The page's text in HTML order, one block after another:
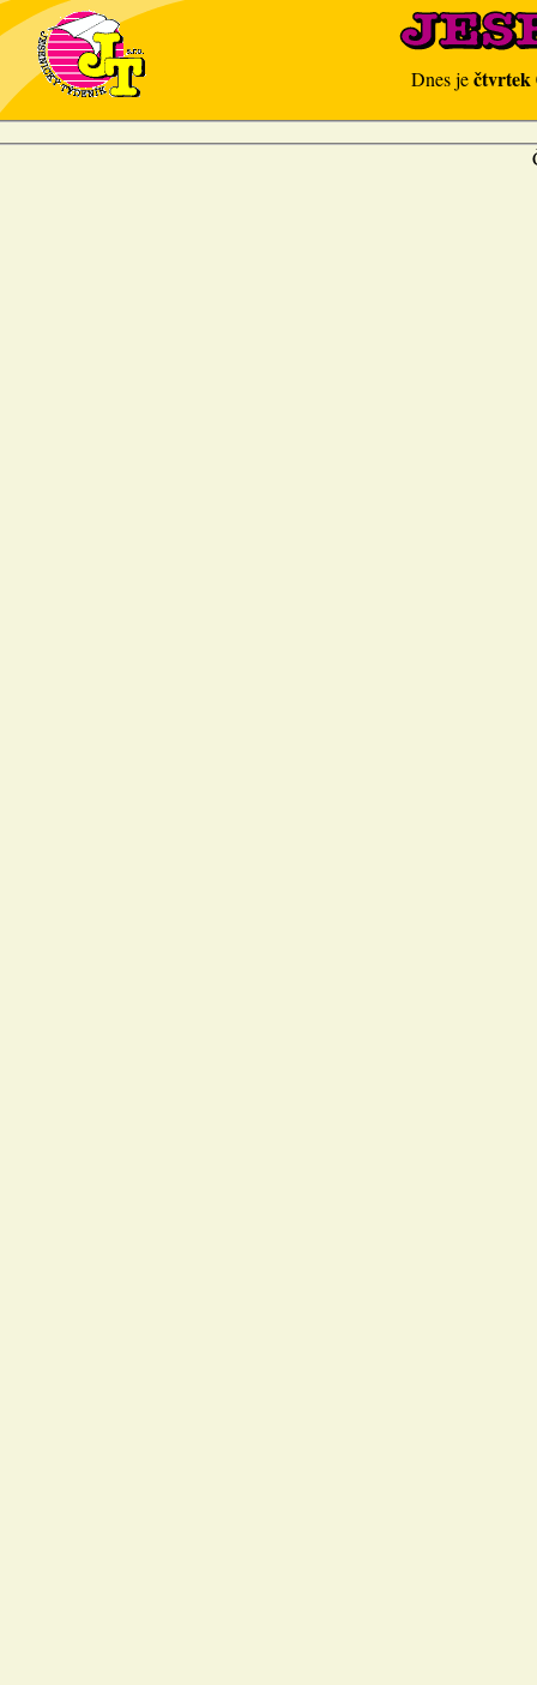
Dnes ječtvrtek